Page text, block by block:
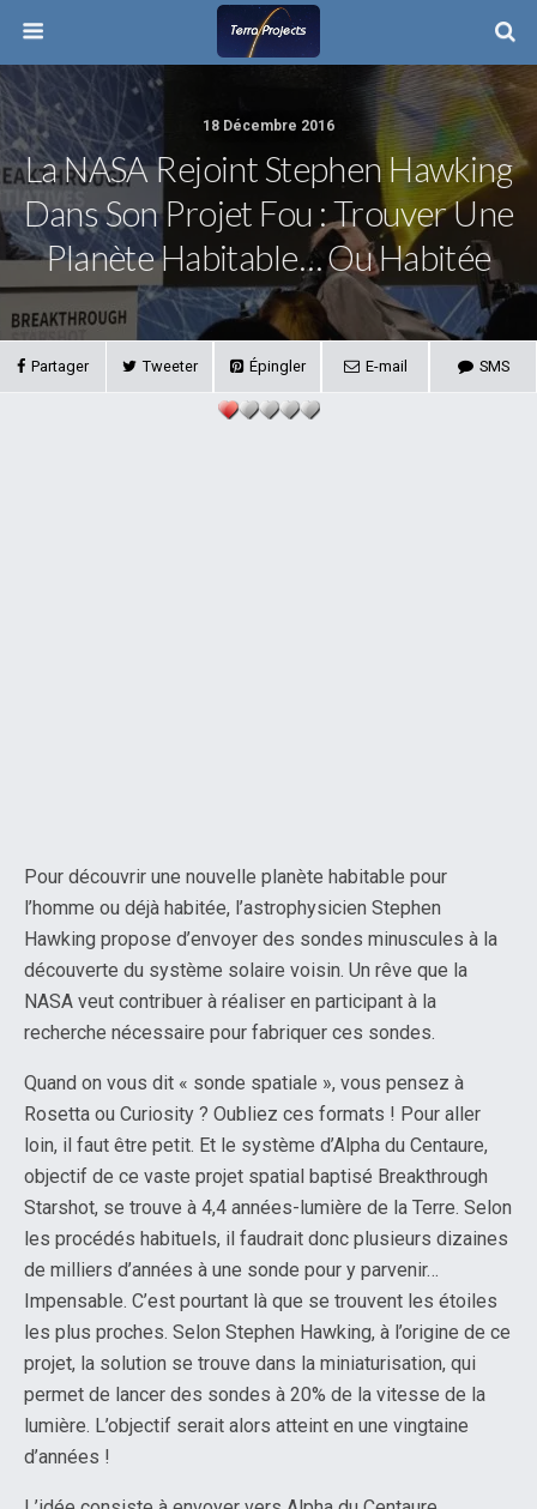
18 Décembre 2016
La NASA Rejoint Stephen Hawking
Dans Son Projet Fou : Trouver Une
Planète Habitable… Ou Habitée
Partager Tweeter Épingler E-mail SMS
Pour découvrir une nouvelle planète habitable pour
l’homme ou déjà habitée, l’astrophysicien Stephen
Hawking propose d’envoyer des sondes minuscules à la
découverte du système solaire voisin. Un rêve que la
NASA veut contribuer à réaliser en participant à la
recherche nécessaire pour fabriquer ces sondes.
Quand on vous dit « sonde spatiale », vous pensez à
Rosetta ou Curiosity ? Oubliez ces formats ! Pour aller
loin, il faut être petit. Et le système d’Alpha du Centaure,
objectif de ce vaste projet spatial baptisé Breakthrough
Starshot, se trouve à 4,4 années-lumière de la Terre. Selon
les procédés habituels, il faudrait donc plusieurs dizaines
de milliers d’années à une sonde pour y parvenir…
Impensable. C’est pourtant là que se trouvent les étoiles
les plus proches. Selon Stephen Hawking, à l’origine de ce
projet, la solution se trouve dans la miniaturisation, qui
permet de lancer des sondes à 20% de la vitesse de la
lumière. L’objectif serait alors atteint en une vingtaine
d’années !